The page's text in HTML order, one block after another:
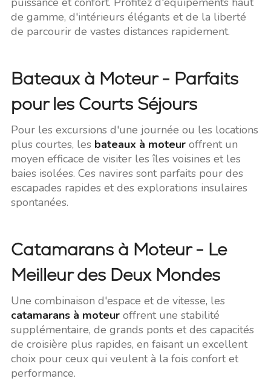
de gamme, d'intérieurs élégants et de la liberté
de parcourir de vastes distances rapidement.
Bateaux à Moteur - Parfaits
pour les Courts Séjours
Pour les excursions d'une journée ou les locations
plus courtes, les bateaux à moteuroffrent un
moyen efficace de visiter les îles voisines et les
baies isolées. Ces navires sont parfaits pour des
escapades rapides et des explorations insulaires
spontanées.
Catamarans à Moteur - Le
Meilleur des Deux Mondes
Une combinaison d'espace et de vitesse, les
catamarans à moteuroffrent une stabilité
supplémentaire, de grands ponts et des capacités
de croisière plus rapides, en faisant un excellent
choix pour ceux qui veulent à la fois confort et
performance.